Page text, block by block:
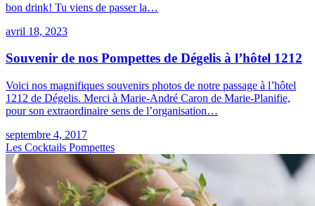
bon drink! Tu viens de passer la…
avril 18, 2023
Souvenir de nos Pompettes de Dégelis à l’hôtel 1212
Voici nos magnifiques souvenirs photos de notre passage à l’hôtel
1212 de Dégelis. Merci à Marie-André Caron de Marie-Planifie,
pour son extraordinaire sens de l’organisation…
septembre 4, 2017
Les Cocktails Pompettes